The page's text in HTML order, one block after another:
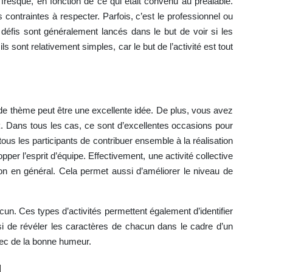
à respecter. Parfois, c’est le professionnel ou
sont généralement lancés dans le but de voir si les
sont relativement simples, car le but de l’activité est tout
thème peut être une excellente idée. De plus, vous avez
Dans tous les cas, ce sont d’excellentes occasions pour
les participants de contribuer ensemble à la réalisation
l’esprit d’équipe. Effectivement, une activité collective
en général. Cela permet aussi d’améliorer le niveau de
Ces types d’activités permettent également d’identifier
de révéler les caractères de chacun dans le cadre d’un
de la bonne humeur.